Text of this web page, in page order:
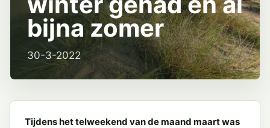
bijna zomer
30-3-2022
Tijdens het telweekend van de maand maart was